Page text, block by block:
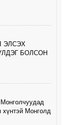
ЭЛСЭХ
БОЛСОН
хүнтэй Монголд